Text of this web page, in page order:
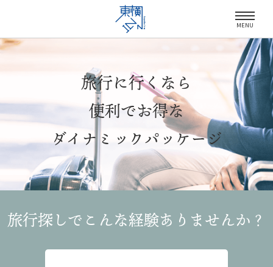
MENU
旅行に行くなら
便利でお得な
ダイナミックパッケージ
旅行探しでこんな経験ありませんか？